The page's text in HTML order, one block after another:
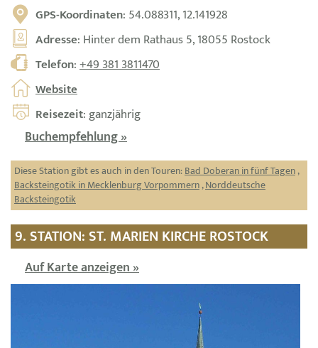
GPS-Koordinaten: 54.088311, 12.141928
Adresse: Hinter dem Rathaus 5, 18055 Rostock
Telefon:+49 381 3811470
Website
Reisezeit: ganzjährig
Buchempfehlung »
Diese Station gibt es auch in den Touren:Bad Doberan in fünf Tagen,
Backsteingotik in Mecklenburg Vorpommern,Norddeutsche
Backsteingotik
9. STATION: ST. MARIEN KIRCHE ROSTOCK
Auf Karte anzeigen »